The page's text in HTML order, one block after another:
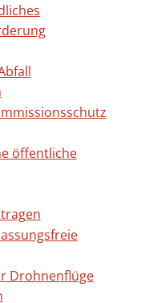
öffentliche
Drohnenflüge